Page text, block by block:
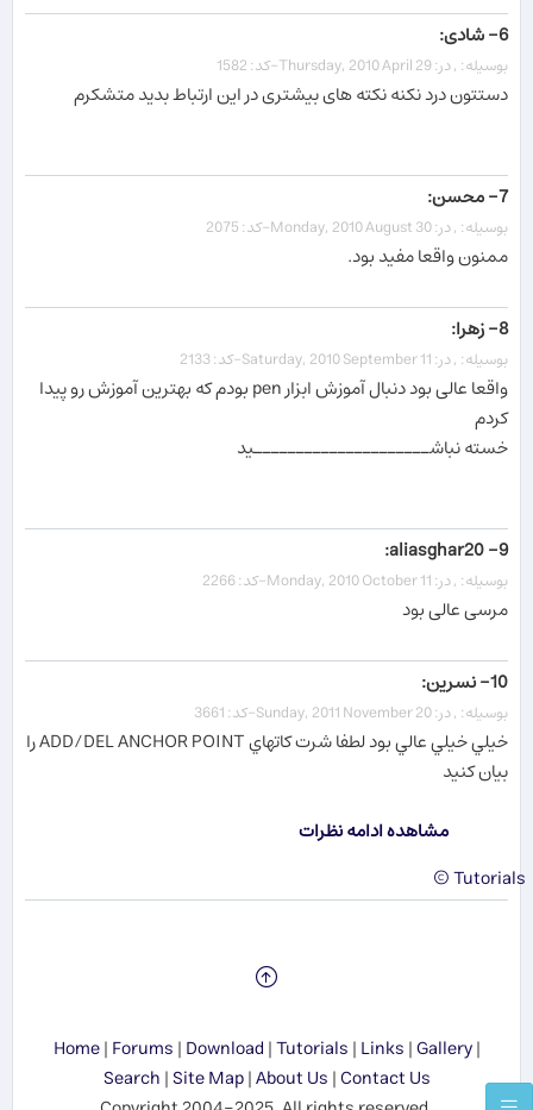
6- شادی:
بوسیله: , در: Thursday, 2010 April 29-کد: 1582
دستتون درد نکنه نکته های بیشتری در این ارتباط بدید متشکرم
7- محسن:
بوسیله: , در: Monday, 2010 August 30-کد: 2075
ممنون واقعا مفید بود.
8- زهرا:
بوسیله: , در: Saturday, 2010 September 11-کد: 2133
واقعا عالی بود دنبال آموزش ابزار pen بودم که بهترین آموزش رو پیدا
کردم
خسته نباشـــــــــــــــــــــید
9- aliasghar20:
بوسیله: , در: Monday, 2010 October 11-کد: 2266
مرسی عالی بود
10- نسرين:
بوسیله: , در: Sunday, 2011 November 20-کد: 3661
خيلي خيلي عالي بود لطفا شرت كاتهاي ADD/DEL ANCHOR POINT را
بيان كنيد
مشاهده ادامه نظرات
Tutorials ©
Home|Forums|Download|Tutorials|Links|Gallery|
Search|Site Map|About Us|Contact Us